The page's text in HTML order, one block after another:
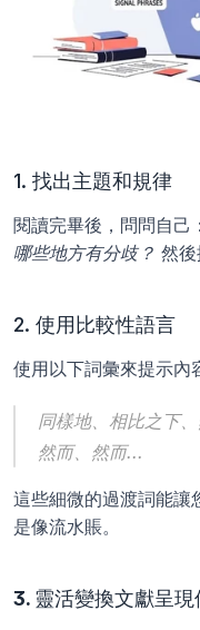
1. 找出主題和規律
閱讀完畢後，問問自己：
哪些地方有分歧？ 然後
2. 使用比較性語言
使用以下詞彙來提示內
同樣地、相比之下
然而、然而...
這些細微的過渡詞能讓
是像流水賬。
3. 靈活變換文獻呈現